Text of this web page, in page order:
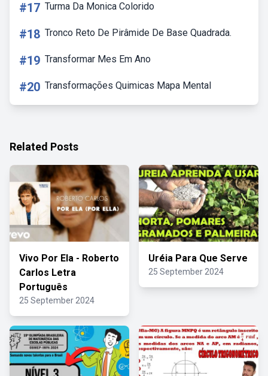
#17 Turma Da Monica Colorido
#18 Tronco Reto De Pirâmide De Base Quadrada.
#19 Transformar Mes Em Ano
#20 Transformações Quimicas Mapa Mental
Related Posts
Vivo Por Ela - Roberto
Carlos Letra
Português
25 September 2024
Uréia Para Que Serve
25 September 2024